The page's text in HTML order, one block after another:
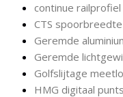
continue
CTS
Geremde
Geremde
Golfslijtage
HMG digitaal